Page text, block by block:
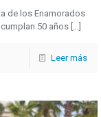
de los Enamorados
50 años […]
Leer más